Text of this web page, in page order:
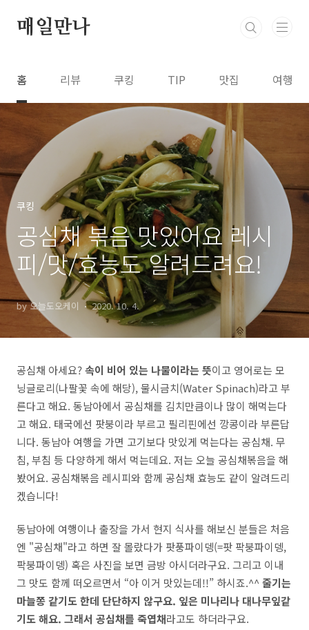
매일만나
홈 리뷰 쿠킹 TIP 맛집 여행
쿠킹
공심채 볶음 맛있어요 레시
피/맛/효능도 알려드려요!
by 오늘도오케이 2020. 10. 4.
공심채 아세요?속이 비어 있는 나물이라는 뜻이고 영어로는 모
닝글로리(나팔꽃 속에 해당), 물시금치(Water Spinach)라고 부
른다고 해요. 동남아에서 공심채를 김치만큼이나 많이 해먹는다
고 해요. 태국에선 팟붕이라 부르고 필리핀에선 깡콩이라 부른답
니다. 동남아 여행을 가면 고기보다 맛있게 먹는다는 공심채. 무
침, 부침 등 다양하게 해서 먹는데요. 저는 오늘 공심채볶음을 해
봤어요. 공심채볶음 레시피와 함께 공심채 효능도 같이 알려드리
겠습니다!
동남아에 여행이나 출장을 가서 현지 식사를 해보신 분들은 처음
엔 "공심채"라고 하면 잘 몰랐다가 팟풍파이뎅(=팟 팍붕파이뎅,
팍붕파이뎅) 혹은 사진을 보면 금방 아시더라구요. 그리고 이내
그 맛도 함께 떠오르면서 “아 이거 맛있는데!!” 하시죠.^^ 줄기는
마늘쫑 같기도 한데 단단하지 않구요. 잎은 미나리나 대나무잎같
기도 해요. 그래서 공심채를 죽엽채라고도 하더라구요.